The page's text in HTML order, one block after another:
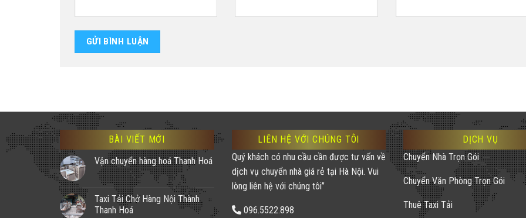
BÀI VIẾT MỚI
Vận chuyển hàng hoá Thanh Hoá
Taxi Tải Chở Hàng Nội Thành
Thanh Hoá
LIÊN HỆ VỚI CHÚNG TÔI
Quý khách có nhu cầu cần được tư vấn về
dịch vụ chuyển nhà giá rẻ tại Hà Nội. Vui
lòng liên hệ với chúng tôi”
096.5522.898
DỊCH VỤ
Chuyển Nhà Trọn Gói
Chuyển Văn Phòng Trọn Gói
Thuê Taxi Tải